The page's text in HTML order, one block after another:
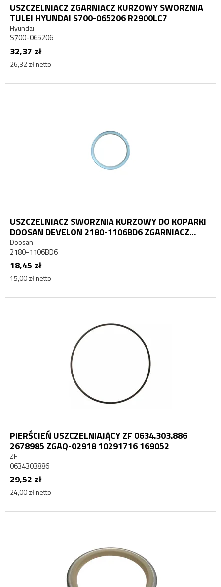
USZCZELNIACZ ZGARNIACZ KURZOWY SWORZNIA
TULEI HYUNDAI S700-065206 R2900LC7
Hyundai
S700-065206
32,37 zł
26,32 zł netto
USZCZELNIACZ SWORZNIA KURZOWY DO KOPARKI
DOOSAN DEVELON 2180-1106BD6 ZGARNIACZ
KURZU
Doosan
2180-1106BD6
18,45 zł
15,00 zł netto
PIERŚCIEŃ USZCZELNIAJĄCY ZF 0634.303.886
2678985 ZGAQ-02918 10291716 169052
ZF
0634303886
29,52 zł
24,00 zł netto